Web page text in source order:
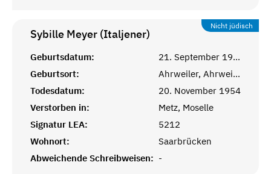
Nicht jüdisch
Sybille Meyer (Italjener)
Geburtsdatum:
21. September 1901
Geburtsort:
Ahrweiler, Ahrweiler, Pfalz
Todesdatum:
20. November 1954
Verstorben in:
Metz, Moselle
Signatur LEA:
5212
Wohnort:
Saarbrücken
Abweichende Schreibweisen: -